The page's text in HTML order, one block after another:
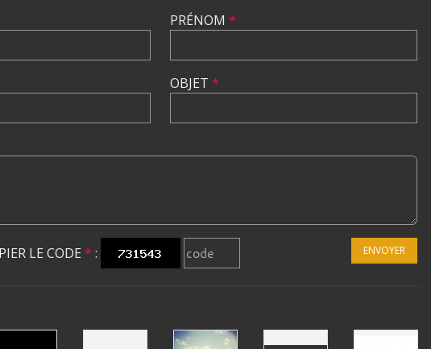
PRÉNOM *
OBJET *
LE CODE * : ENVOYER